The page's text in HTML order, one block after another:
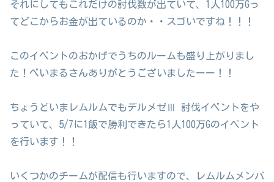
それにしてもこれだけの討伐数が出ていて、1人100万Gっ
てどこからお金が出ているのか・・スゴいですね！！！
このイベントのおかげでうちのルームも盛り上がりまし
た！べいまるさんありがとうございましたーー！！
ちょうどいまレムルムでもデルメゼⅢ 討伐イベントをや
っていて、5/7に1飯で勝利できたら1人100万Gのイベント
を行います！！
いくつかのチームが配信も行いますので、レムルムメンバ